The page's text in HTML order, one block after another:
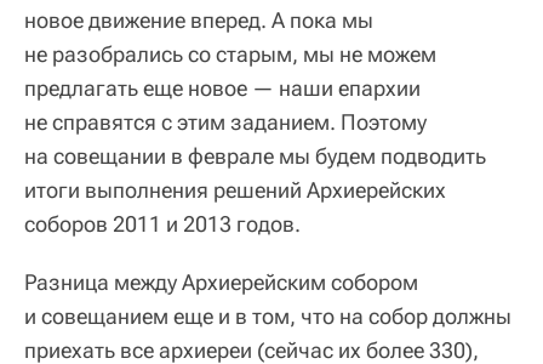
новое движение вперед. А пока мы
не разобрались со старым, мы не можем
предлагать еще новое — наши епархии
не справятся с этим заданием. Поэтому
на совещании в феврале мы будем подводить
итоги выполнения решений Архиерейских
соборов 2011 и 2013 годов.
Разница между Архиерейским собором
и совещанием еще и в том, что на собор должны
приехать все архиереи (сейчас их более 330),